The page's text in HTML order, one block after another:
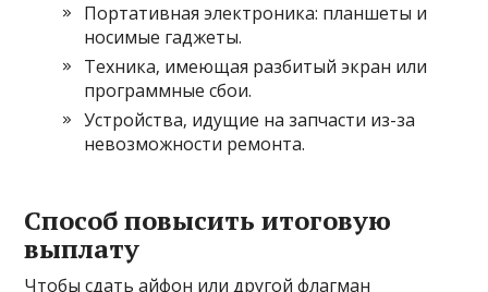
Портативная электроника: планшеты и
носимые гаджеты.
Техника‚ имеющая разбитый экран или
программные сбои.
Устройства‚ идущие на запчасти из-за
невозможности ремонта.
Способ повысить итоговую
выплату
Чтобы сдать айфон или другой флагман